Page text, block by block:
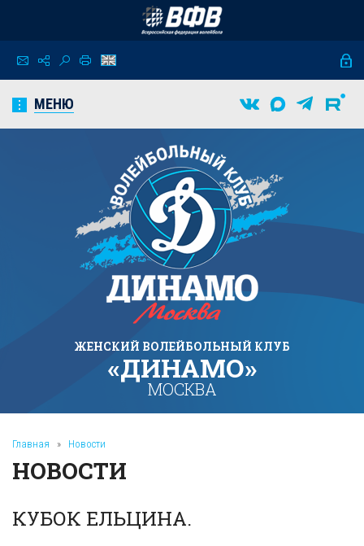
МЕНЮ
ЖЕНСКИЙ ВОЛЕЙБОЛЬНЫЙ КЛУБ
«ДИНАМО»
МОСКВА
Главная » Новости
НОВОСТИ
КУБОК ЕЛЬЦИНА.